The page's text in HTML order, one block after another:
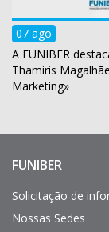
07 ago
A FUNIBER
Thamiris
Marketing»
Enlaces
interés
FUNIBER
Solicitação de
Nossas Sedes